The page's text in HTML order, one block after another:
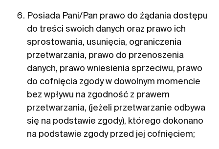
Posiada Pani/Pan prawo do żądania dostępu
do treści swoich danych oraz prawo ich
sprostowania, usunięcia, ograniczenia
przetwarzania, prawo do przenoszenia
danych, prawo wniesienia sprzeciwu, prawo
do cofnięcia zgody w dowolnym momencie
bez wpływu na zgodność z prawem
przetwarzania, (jeżeli przetwarzanie odbywa
się na podstawie zgody), którego dokonano
na podstawie zgody przed jej cofnięciem;